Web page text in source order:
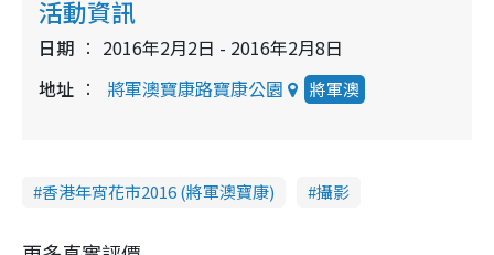
活動資訊
日期
2016年2月2日 - 2016年2月8日
地址
將軍澳寶康路寶康公園 將軍澳
香港年宵花市2016 (將軍澳寶康) 攝影